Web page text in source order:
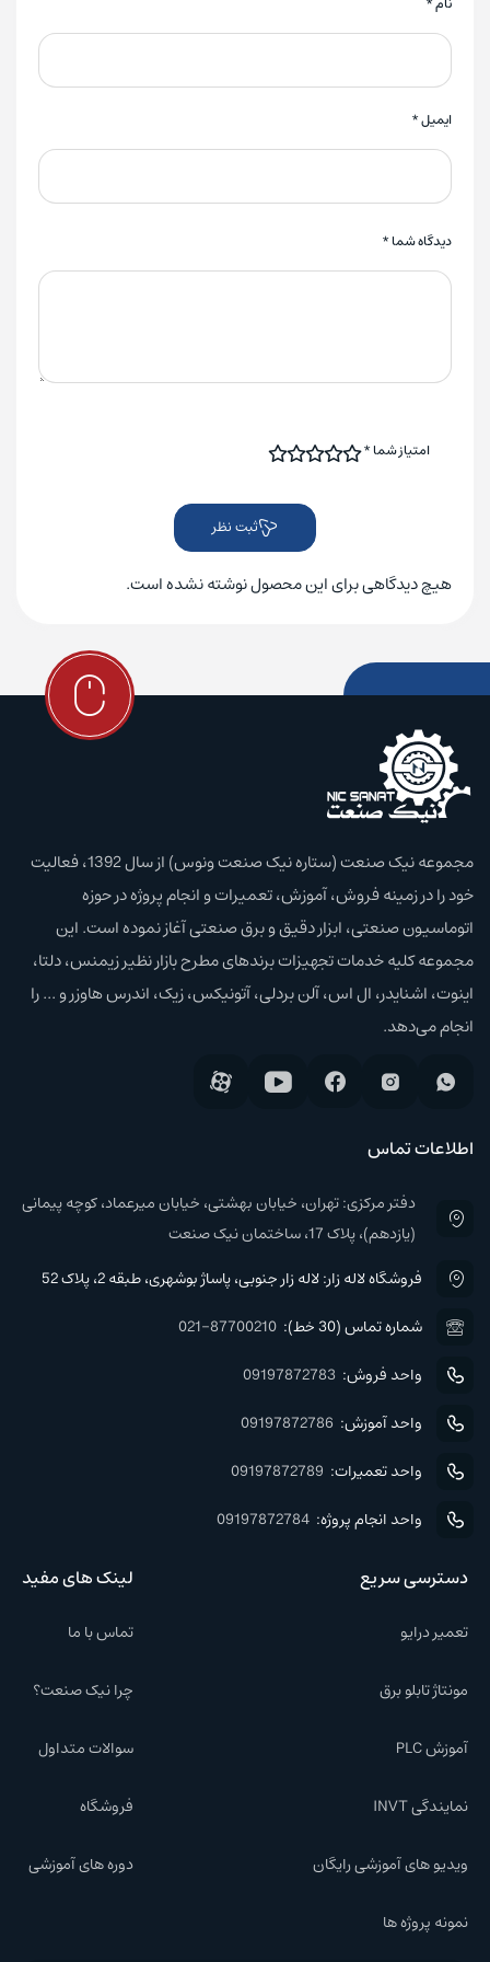
ایمیل*
دیدگاه شما*
امتیاز شما*
ثبت نظر
هیچ دیدگاهی برای این محصول نوشته نشده است.
مجموعه نیک صنعت (ستاره نیک صنعت ونوس) از سال 1392، فعالیت
خود را در زمینه فروش، آموزش،‌ تعمیرات و انجام پروژه در حوزه
اتوماسیون صنعتی، ابزار دقیق و برق صنعتی آغاز نموده است. این
مجموعه کلیه خدمات تجهیزات برند‌های مطرح بازار نظیر زیمنس، دلتا،
اینوت، اشنایدر، ال اس، آلن بردلی، آتونیکس، زیک، اندرس هاوزر و ... را
انجام می‌دهد.
اطلاعات تماس
دفتر مرکزی: تهران، خیابان بهشتی، خیابان میرعماد، کوچه پیمانی
(یازدهم)، پلاک 17، ساختمان نیک صنعت
فروشگاه لاله زار: لاله زار جنوبی، پاساژ بوشهری، طبقه 2، پلاک 52
شماره تماس (30 خط):
021-87700210
واحد فروش: 09197872783
واحد آموزش: 09197872786
واحد تعمیرات: 09197872789
واحد انجام پروژه: 09197872784
دسترسی سریع
تعمیر درایو
مونتاژ تابلو برق
آموزش PLC
نمایندگی INVT
ویدیو های آموزشی رایگان
نمونه پروژه ها
لینک های مفید
تماس با ما
چرا نیک صنعت؟
سوالات متداول
فروشگاه
دوره های آموزشی